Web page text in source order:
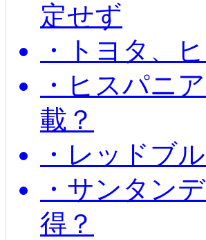
定せず
・トヨタ、
・ヒスパニ
載？
・レッドブ
・サンタン
得？